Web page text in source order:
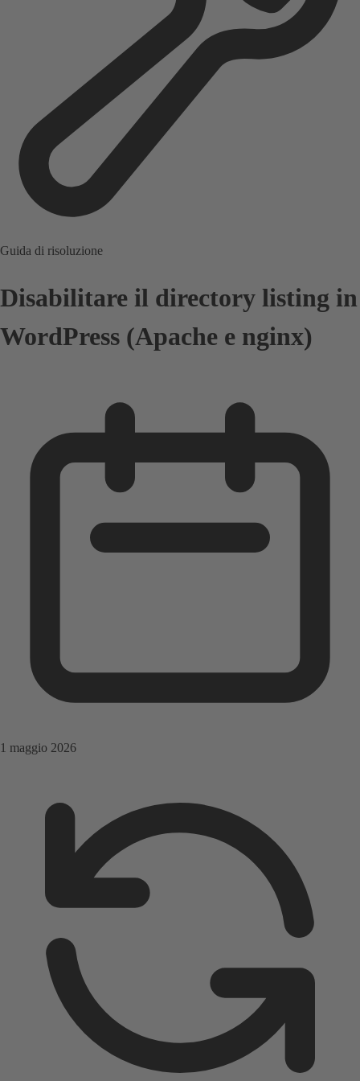
Guida di risoluzione
Disabilitare il directory listing in
WordPress (Apache e nginx)
1 maggio 2026